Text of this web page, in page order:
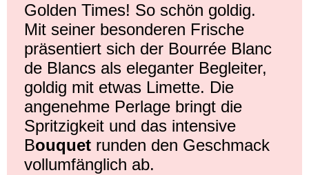
Golden Times! So schön goldig.
Mit seiner besonderen Frische
präsentiert sich der Bourrée Blanc
de Blancs als eleganter Begleiter,
goldig mit etwas Limette. Die
angenehme Perlage bringt die
Spritzigkeit und das intensive
Bouquet runden den Geschmack
vollumfänglich ab.